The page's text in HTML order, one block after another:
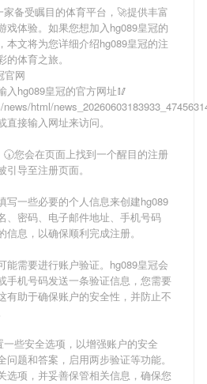
家备受瞩目的体育平台，🚀提供丰富
戏体验。如果您想加入hg089皇冠的
本文将为您详细介绍hg089皇冠的注
体育之旅。
官网
入hg089皇冠的官方网址🥢
news/html/
接输入网址来访问。
🕠您会在页面上找到一个醒目的注册
导至注册页面。
写一些必要的个人信息来创建hg089
、密码、电子邮件地址、手机号码
息，以确保顺利完成注册。
需要进行账户验证。 hg089皇冠会
手机号码发送一条验证信息，您需要
有助于确保账户的安全性，并防止不
些安全选项，以增强账户的安全
题和答案，启用两步验证等功能。
选项，并妥善保管相关信息，确保您